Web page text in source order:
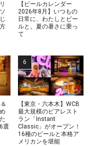
【ビールカレンダー
2026年8月】いつもの
日常に、わたしとビー
ルと。夏の暑さに乗っ
て
選
【東京・六本木】WCB
最大規模のビアレスト
ラン「Instant
Classic」がオープン！
16種のビールと本格ア
メリカンを堪能